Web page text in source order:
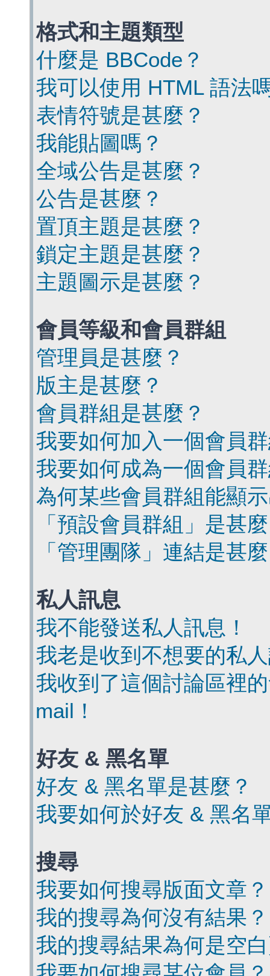
格式和主題類型
什麼是 BBCode？
我可以使用 HTML 語法
表情符號是甚麼？
我能貼圖嗎？
全域公告是甚麼？
公告是甚麼？
置頂主題是甚麼？
鎖定主題是甚麼？
主題圖示是甚麼？
會員等級和會員群組
管理員是甚麼？
版主是甚麼？
會員群組是甚麼？
我要如何加入一個會員
我要如何成為一個會員
為何某些會員群組能顯
「預設會員群組」是甚
「管理團隊」連結是甚
私人訊息
我不能發送私人訊息！
我老是收到不想要的私
我收到了這個討論區裡
mail！
好友 & 黑名單
好友 & 黑名單是甚麼？
我要如何於好友 & 黑名
搜尋
我要如何搜尋版面文章？
我的搜尋為何沒有結果？
我的搜尋結果為何是空